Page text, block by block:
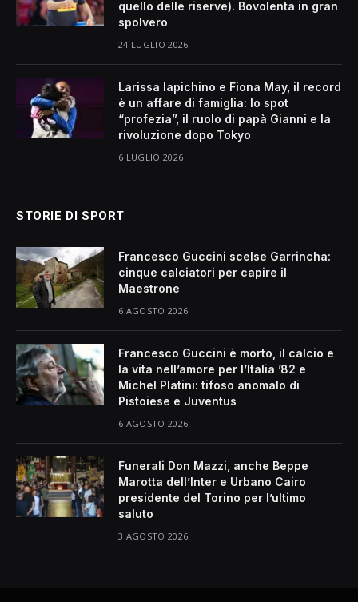
quello delle riserve). Bovolenta in gran
spolvero
24 LUGLIO 2026
Larissa Iapichino e Fiona May, il record
è un affare di famiglia: lo spot
“profezia”, il ruolo di papà Gianni e la
rivoluzione dopo Tokyo
6 LUGLIO 2026
STORIE DI SPORT
Francesco Guccini scelse Garrincha:
cinque calciatori per capire il
Maestrone
6 AGOSTO 2026
Francesco Guccini è morto, il calcio e
la vita nell’amore per l’Italia ’82 e
Michel Platini: tifoso anomalo di
Pistoiese e Juventus
6 AGOSTO 2026
Funerali Don Mazzi, anche Beppe
Marotta dell’Inter e Urbano Cairo
presidente del Torino per l’ultimo
saluto
3 AGOSTO 2026